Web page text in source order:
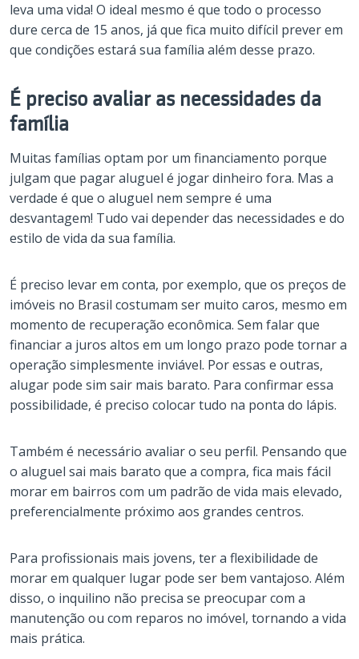
leva uma vida! O ideal mesmo é que todo o processo
dure cerca de 15 anos, já que fica muito difícil prever em
que condições estará sua família além desse prazo.
É preciso avaliar as necessidades da
família
Muitas famílias optam por um financiamento porque
julgam que pagar aluguel é jogar dinheiro fora. Mas a
verdade é que o aluguel nem sempre é uma
desvantagem! Tudo vai depender das necessidades e do
estilo de vida da sua família.
É preciso levar em conta, por exemplo, que os preços de
imóveis no Brasil costumam ser muito caros, mesmo em
momento de recuperação econômica. Sem falar que
financiar a juros altos em um longo prazo pode tornar a
operação simplesmente inviável. Por essas e outras,
alugar pode sim sair mais barato. Para confirmar essa
possibilidade, é preciso colocar tudo na ponta do lápis.
Também é necessário avaliar o seu perfil. Pensando que
o aluguel sai mais barato que a compra, fica mais fácil
morar em bairros com um padrão de vida mais elevado,
preferencialmente próximo aos grandes centros.
Para profissionais mais jovens, ter a flexibilidade de
morar em qualquer lugar pode ser bem vantajoso. Além
disso, o inquilino não precisa se preocupar com a
manutenção ou com reparos no imóvel, tornando a vida
mais prática.